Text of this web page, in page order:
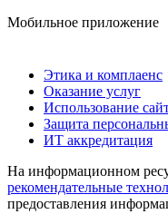
Мобильное приложение
Этика и комплаенс
Оказание услуг
Использование
Защита
ИТ аккредитация
На информационном
рекомендательные
предоставления